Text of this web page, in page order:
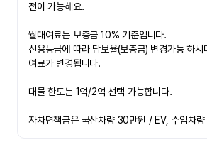
전이 가능해요.
월대여료는 보증금 10% 기준입니다.
신용등급에 따라 담보율(보증금) 변경가능 하시
여료가 변경됩니다.
대물 한도는 1억/2억 선택 가능합니다.
자차면책금은 국산차량 30만원 / EV, 수입차